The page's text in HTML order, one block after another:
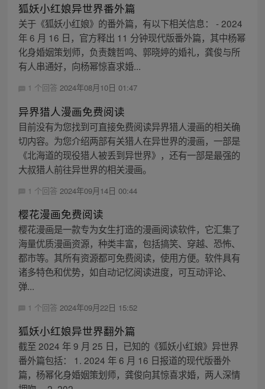
狐妖小红娘异世界番外篇
关于《狐妖小红娘》的番外篇，有以下相关信息： - 2024
年 6 月 16 日，官方释出 11 分钟现代版番外篇，其中杨幂
化身婚姻策划师，负责魏哲鸣、郭晓婷的婚礼，龚俊与所
有人串通好，向杨幂惊喜求婚...
1 个回答 2024年08月10日 01:47
异界猎人漫画免费阅读
目前没有为您找到可直接免费阅读异界猎人漫画的相关确
切内容。为您介绍两部有关猎人在异世界的漫画，一部是
《北海道的现役猎人被丢到异世界》，还有一部是最强的
大叔猎人前往异世界的相关漫画。
1 个回答 2024年09月14日 00:44
樱花漫画免费阅读
樱花漫画是一款专为女生打造的漫画阅读软件，它汇集了
海量优质漫画资源，种类丰富，包括搞笑、穿越、恐怖、
都市等。其所有资源都可免费阅读，使用方便。软件具有
诸多特色和优势，如自动记忆阅读进度，可互动评论、
弹...
1 个回答 2024年09月22日 15:52
狐妖小红娘异世界翻外篇
截至 2024 年 9 月 25 日，已知的《狐妖小红娘》异世界
番外篇包括： 1. 2024 年 6 月 16 日报道的现代版番外
篇，杨幂化身婚姻策划师，龚俊向其惊喜求婚，两人深情